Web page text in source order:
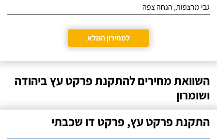
גבי מרצפות, הנחה צפה
למחירון המלא
השוואת מחירים להתקנת פרקט עץ ביהודה
ושומרון
התקנת פרקט עץ, פרקט דו שכבתי